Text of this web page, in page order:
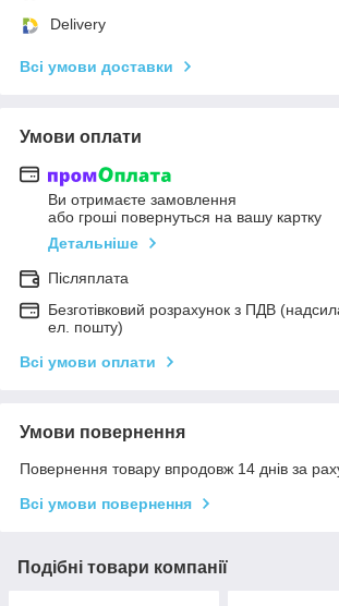
Delivery
Всі умови доставки
Умови оплати
Ви отримаєте замовлення
або гроші повернуться на вашу картку
Детальніше
Післяплата
Безготівковий розрахунок з ПДВ
ел. пошту)
Всі умови оплати
Умови повернення
Повернення товару впродовж 14 днів за
Всі умови повернення
Подібні товари компанії